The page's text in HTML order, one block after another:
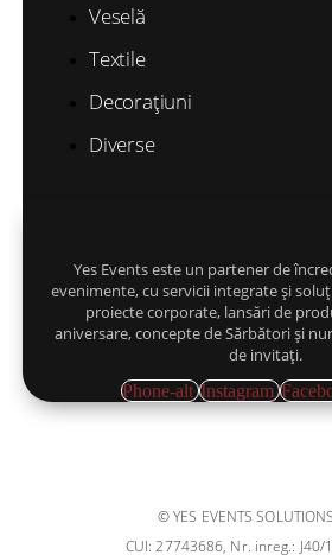
Veselă
Textile
Decorațiuni
Diverse
Yes Events este un partener de
evenimente, cu servicii integrate și
proiecte corporate, lansări de
aniversare, concepte de Sărbători și
de invitați.
Phone-alt Instagram
© YES EVENTS
CUI: 27743686, Nr. inreg.: